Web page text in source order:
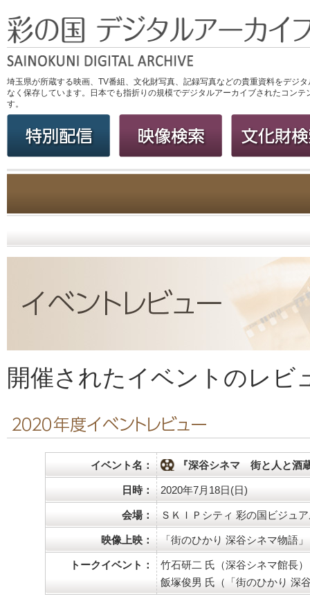
埼玉県が所蔵する映画、TV番組、文化財写真、記録写真などの貴重資料をデジ
なく保存しています。日本でも指折りの規模でデジタルアーカイブされたコンテ
す。
開催されたイベントのレビ
イベント名： 『深谷シネマ 街と人と酒
日時： 2020年7月18日(日)
会場： ＳＫＩＰシティ 彩の国ビジュ
映像上映： 「街のひかり 深谷シネマ物語」
トークイベント：
竹石研二 氏（深谷シネマ館長）
飯塚俊男 氏（「街のひかり 深